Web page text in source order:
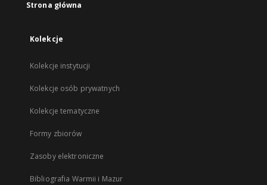
Strona główna
Kolekcje
Kolekcje instytucji
Kolekcje osób prywatnych
Kolekcje tematyczne
Formy zbiorów
Zasoby elektroniczne
Bibliografia Warmii i Mazur